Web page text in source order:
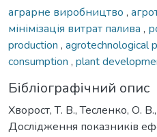
аграрне виробництво ,
мінімізація витрат палива ,
production , agrotechnological
consumption , plant
Бібліографічний опис
Хворост, Т. В., Тесленко, О.
Дослідження показників